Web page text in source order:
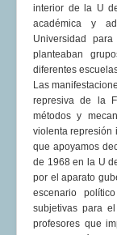
interior de la U
académica y
Universidad
planteaban
diferentes
Las
represiva de la
métodos y
violenta represión
que apoyamos
de 1968 en la U
por el aparato
escenario
subjetivas para
profesores que